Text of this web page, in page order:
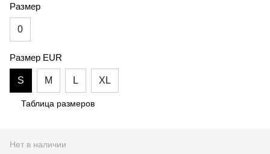
Размер
0
Размер EUR
S M L XL
Таблица размеров
Нет в наличии